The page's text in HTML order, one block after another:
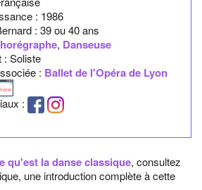
: 1986
: 39 ou 40 ans
, Danseuse
: Soliste
: Ballet de l'Opéra de Lyon
:
qu'est la danse classique, consultez
une introduction complète à cette